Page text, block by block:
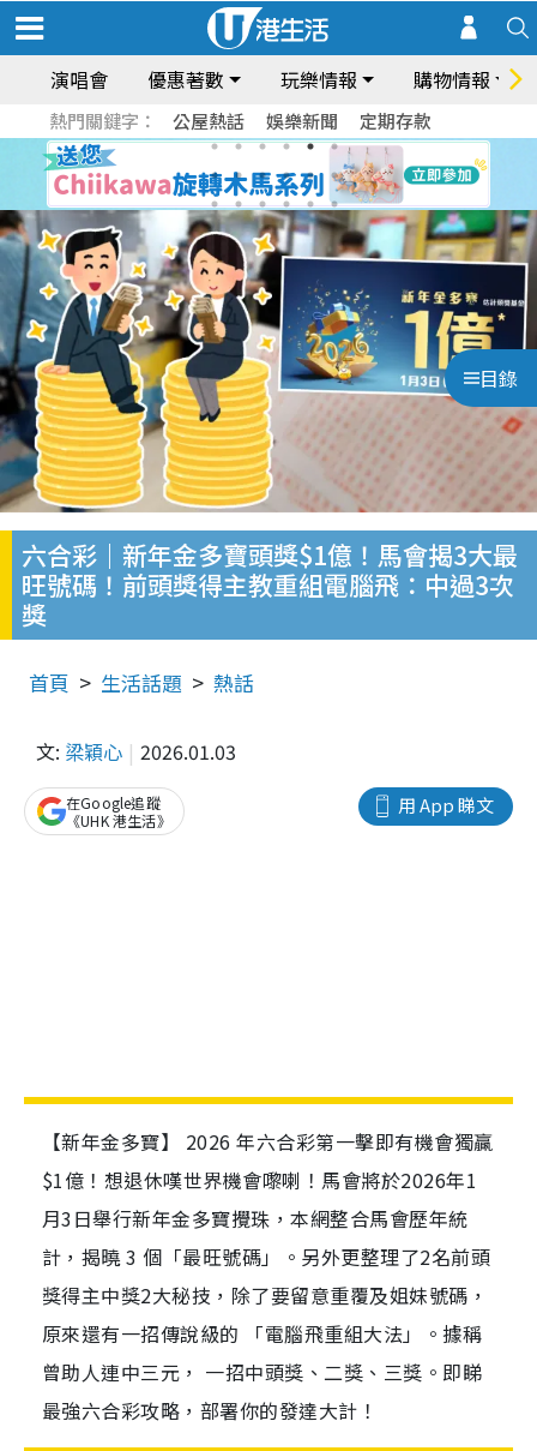
演唱會 優惠著數 玩樂情報 購物情報
熱門關鍵字： 公屋熱話 娛樂新聞 定期存款
目錄
六合彩｜新年金多寶頭獎$1億！馬會揭3大最
旺號碼！前頭獎得主教重組電腦飛：中過3次
獎
首頁 生活話題 熱話
文: 梁穎心 2026.01.03
用 App 睇文
在Google追蹤
《UHK 港生活》
【新年金多寶】 2026 年六合彩第一擊即有機會獨贏
$1億！想退休嘆世界機會嚟喇！馬會將於2026年1
月3日舉行新年金多寶攪珠，本網整合馬會歷年統
計，揭曉 3 個「最旺號碼」。另外更整理了2名前頭
獎得主中獎2大秘技，除了要留意重覆及姐妹號碼，
原來還有一招傳說級的 「電腦飛重組大法」。據稱
曾助人連中三元， 一招中頭獎、二獎、三獎。即睇
最強六合彩攻略，部署你的發達大計！